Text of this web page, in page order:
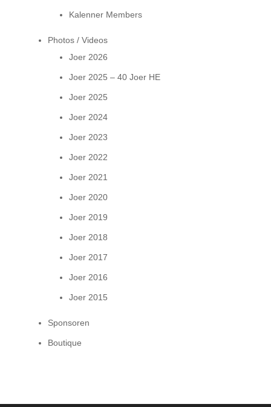
Kalenner Members
Photos / Videos
Joer 2026
Joer 2025 – 40 Joer HE
Joer 2025
Joer 2024
Joer 2023
Joer 2022
Joer 2021
Joer 2020
Joer 2019
Joer 2018
Joer 2017
Joer 2016
Joer 2015
Sponsoren
Boutique